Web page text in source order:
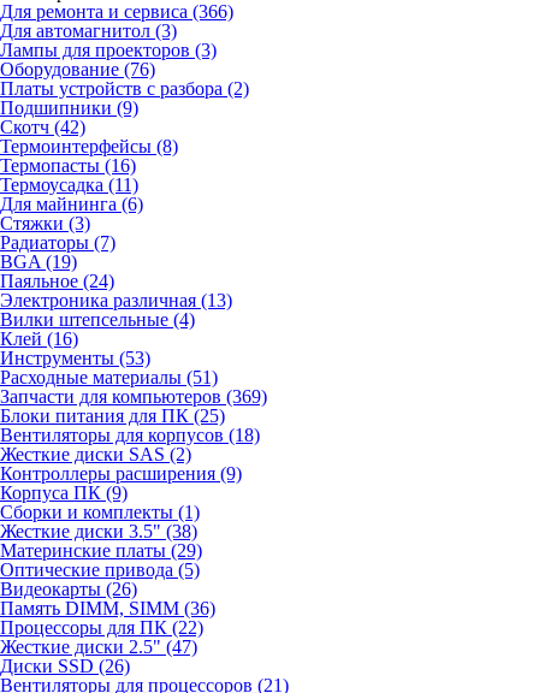
Для ремонта и сервиса (366)
Для автомагнитол (3)
Лампы для проекторов (3)
Оборудование (76)
Платы устройств с разбора (2)
Подшипники (9)
Скотч (42)
Термоинтерфейсы (8)
Термопасты (16)
Термоусадка (11)
Для майнинга (6)
Стяжки (3)
Радиаторы (7)
BGA (19)
Паяльное (24)
Электроника различная (13)
Вилки штепсельные (4)
Клей (16)
Инструменты (53)
Расходные материалы (51)
Запчасти для компьютеров (369)
Блоки питания для ПК (25)
Вентиляторы для корпусов (18)
Жесткие диски SAS (2)
Контроллеры расширения (9)
Корпуса ПК (9)
Сборки и комплекты (1)
Жесткие диски 3.5" (38)
Материнские платы (29)
Оптические привода (5)
Видеокарты (26)
Память DIMM, SIMM (36)
Процессоры для ПК (22)
Жесткие диски 2.5" (47)
Диски SSD (26)
Вентиляторы для процессоров (21)